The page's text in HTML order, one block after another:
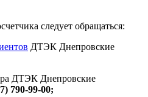
следует обращаться:
ДТЭК Днепровские
ДТЭК Днепровские
790-99-00;